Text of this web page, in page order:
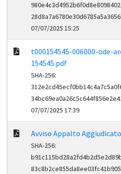
07/07/2025 15:25
t000154545-006000-ode-
154545.pdf
SHA-256:
07/07/2025 17:39
Avviso Appalto Aggiudicato
SHA-256: